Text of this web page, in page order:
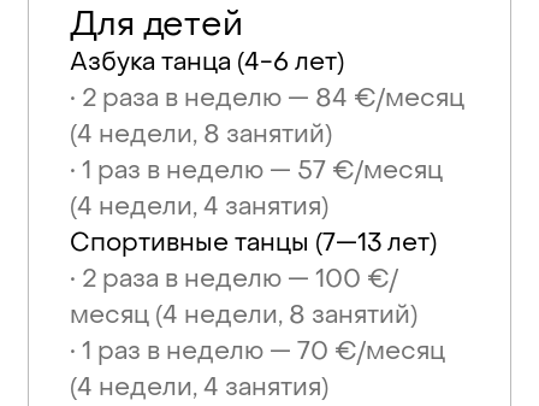
Для детей
Азбука танца (4-6 лет)
• 2 раза в неделю — 84 €/месяц
(4 недели, 8 занятий)
• 1 раз в неделю — 57 €/месяц
(4 недели, 4 занятия)
Спортивные танцы (7—13 лет)
• 2 раза в неделю — 100 €/
месяц (4 недели, 8 занятий)
• 1 раз в неделю — 70 €/месяц
(4 недели, 4 занятия)